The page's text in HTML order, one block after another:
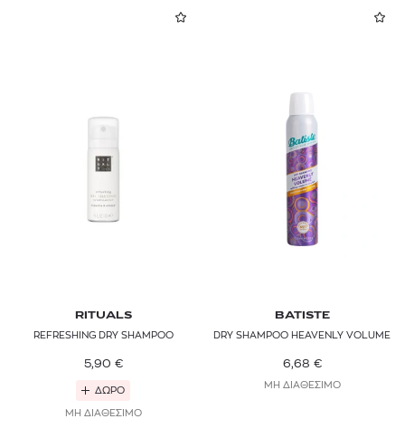
RITUALS
REFRESHING DRY SHAMPOO
5,90 €
ΔΩΡΟ
ΜΗ ΔΙΑΘΕΣΙΜΟ
BATISTE
DRY SHAMPOO HEAVENLY VOLUME
6,68 €
ΜΗ ΔΙΑΘΕΣΙΜΟ